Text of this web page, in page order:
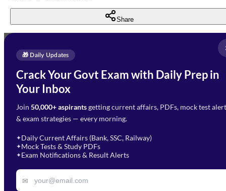
Share
🎁 Daily Updates
Crack Your Govt Exam with Daily Prep in
Your Inbox
Join 50,000+ aspirantsgetting current affairs, PDFs, mock test
& exam strategies — every morning.
✦Daily Current Affairs (Bank, SSC, Railway)
✦Mock Tests & Study PDFs
✦Exam Notifications & Result Alerts
✉
Enquire Now
Need Help with Your
Preparation?
Fill out the form and our team
will get in touch with you
Select Branch*
Select Course
Remark